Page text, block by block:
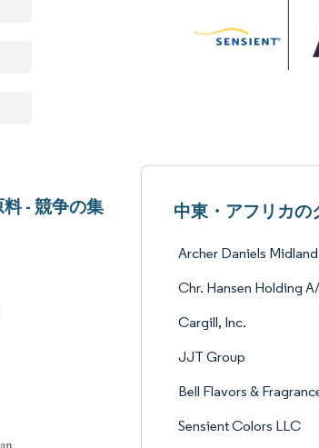
- 競争の集
中東・アフリカ
Archer Daniels
Chr. Hansen Holding
Cargill, Inc.
JJT Group
Bell Flavors &
Sensient Colors LLC